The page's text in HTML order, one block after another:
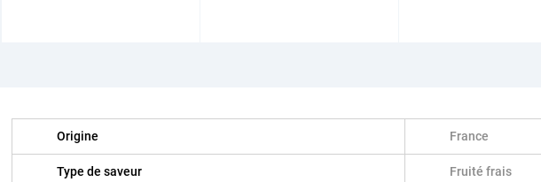
Origine France
Type de saveur Fruité frais